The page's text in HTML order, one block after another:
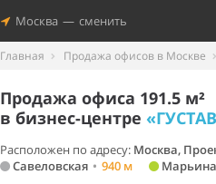
Москва — сменить
Главная Продажа офисов в Москве
Продажа офиса 191.5 м²
в бизнес-центре
Расположен по адресу: Москва,
Савеловская • 940 м